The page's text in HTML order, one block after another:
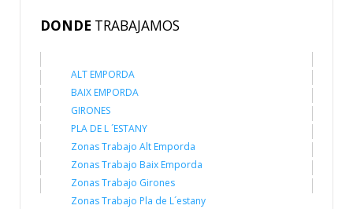
DONDE TRABAJAMOS
ALT EMPORDA
BAIX EMPORDA
GIRONES
PLA DE L ´ESTANY
Zonas Trabajo Alt Emporda
Zonas Trabajo Baix Emporda
Zonas Trabajo Girones
Zonas Trabajo Pla de L´estany